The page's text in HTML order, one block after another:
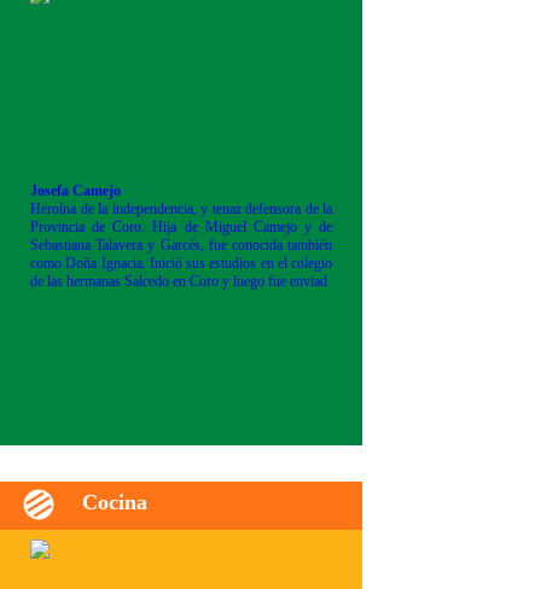
Josefa Camejo
Heroína de la independencia, y tenaz defensora de la
Provincia de Coro. Hija de Miguel Camejo y de
Sebastiana Talavera y Garcés, fue conocida también
como Doña Ignacia. Inició sus estudios en el colegio
de las hermanas Salcedo en Coro y luego fue enviad
Cocina